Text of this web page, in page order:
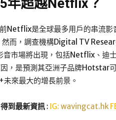
年超越Netflix？
Netflix是全球最多用戶的串流影
而，調查機構Digital TV
市場將出現，包括Netflix、迪
，是預測其亞洲子品牌Hotstar
來最大的增長前景。
到最新資訊 : IG: wavingcat.hk